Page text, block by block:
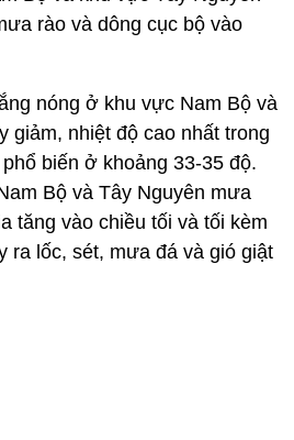
rào và dông cục bộ vào
nóng ở khu vực Nam Bộ và
giảm, nhiệt độ cao nhất trong
biến ở khoảng 33-35 độ.
Bộ và Tây Nguyên mưa
tăng vào chiều tối và tối kèm
ra lốc, sét, mưa đá và gió giật